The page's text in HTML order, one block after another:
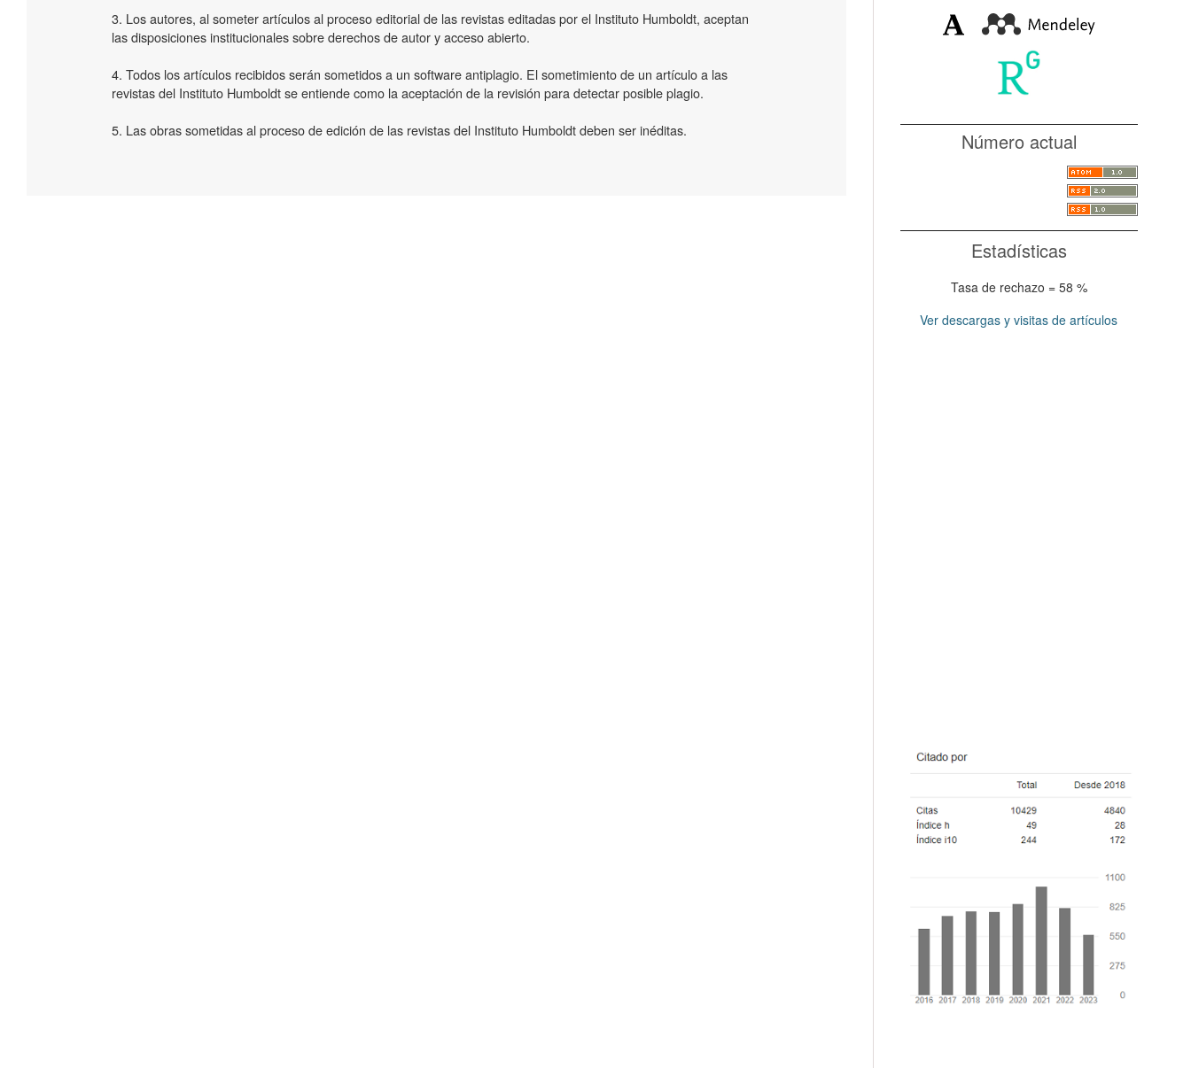
3. Los autores, al someter artículos al proceso editorial de las revistas editadas por el Instituto Humboldt, aceptan
las disposiciones institucionales sobre derechos de autor y acceso abierto.
4. Todos los artículos recibidos serán sometidos a un software antiplagio. El sometimiento de un artículo a las
revistas del Instituto Humboldt se entiende como la aceptación de la revisión para detectar posible plagio.
5. Las obras sometidas al proceso de edición de las revistas del Instituto Humboldt deben ser inéditas.
Número actual
Estadísticas
Tasa de rechazo = 58 %
Ver descargas y visitas de artículos